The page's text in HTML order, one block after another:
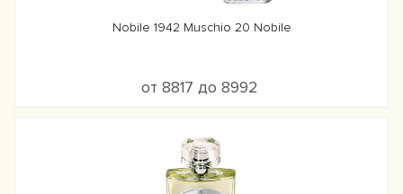
Nobile 1942 Muschio 20 Nobile
от 8817 до 8992